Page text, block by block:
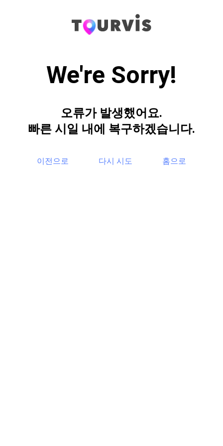
We're Sorry!
오류가 발생했어요.
빠른 시일 내에 복구하겠습니다.
이전으로 다시 시도 홈으로